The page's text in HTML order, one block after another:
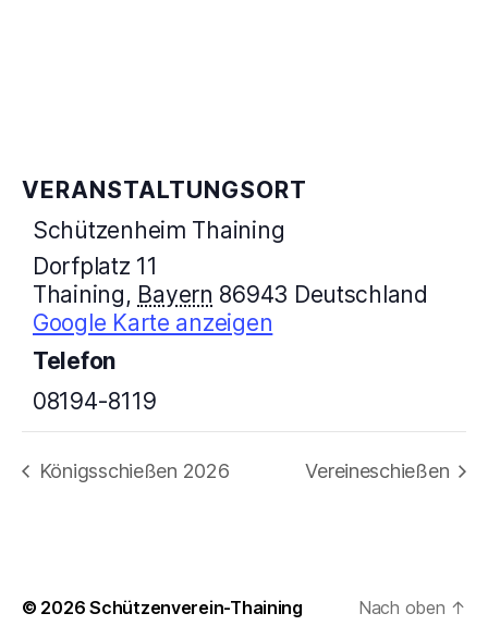
VERANSTALTUNGSORT
Schützenheim Thaining
Dorfplatz 11
Thaining, Bayern 86943 Deutschland
Google Karte anzeigen
Telefon
08194-8119
Königsschießen 2026 Vereineschießen
© 2026Schützenverein-Thaining
Nach oben ↑